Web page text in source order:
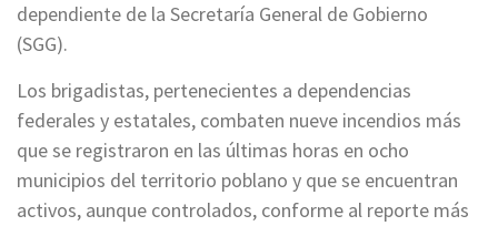
dependiente de la Secretaría General de Gobierno
(SGG).
Los brigadistas, pertenecientes a dependencias
federales y estatales, combaten nueve incendios más
que se registraron en las últimas horas en ocho
municipios del territorio poblano y que se encuentran
activos, aunque controlados, conforme al reporte más